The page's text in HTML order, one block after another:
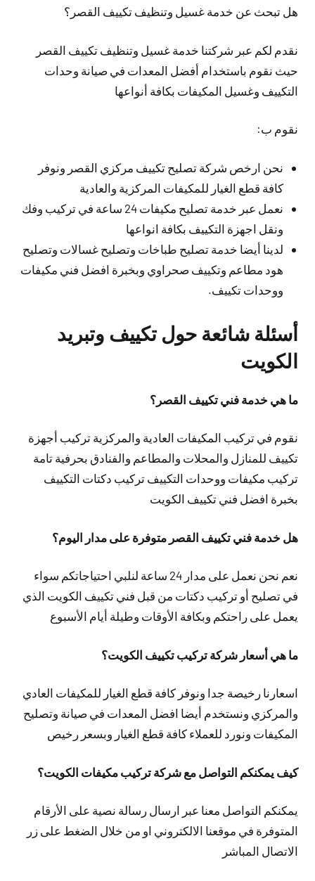
هل تبحث عن خدمة غسيل وتنظيف تكييف القصر؟
نقدم لكم عبر شركتنا خدمة غسيل وتنظيف تكييف القصر
حيث نقوم باستخدام أفضل المعدات في صيانة وحدات
التكييف وغسيل المكيفات بكافة أنواعها
نقوم ب:
نحن ارخص شركة تصليح تكييف مركزي القصر ونوفر
كافة قطع الغيار للمكيفات المركزية والعادية
نعمل عبر خدمة تصليح مكيفات 24 ساعة في تركيب وفك
ونقل اجهزة التكييف بكافة انواعها
لدينا أيضا خدمة تصليح طباخات وتصليح غسالات وتصليح
هود مطاعم وتكييف صحراوي وبخبرة افضل فني مكيفات
ووحدات تكييف.
أسئلة شائعة حول تكييف وتبريد
الكويت
ما هي خدمة فني تكييف القصر؟
نقوم في تركيب المكيفات العادية والمركزية تركيب أجهزة
تكييف للمنازل والمحلات والمطاعم والفنادق بحرفية تامة
تركيب مكيفات ووحدات التكييف تركيب دكتات التكييف
بخبرة افضل فني تكييف الكويت
هل خدمة فني تكييف القصر متوفرة على مدار اليوم؟
نعم نحن نعمل على مدار 24 ساعة لنلبي احتياجاتكم سواء
في تصليح أو تركيب دكتات من قبل فني تكييف الكويت الذي
يعمل على راحتكم وبكافة الأوقات وطيلة أيام الأسبوع
ما هي أسعار شركة تركيب تكييف الكويت؟
اسعارنا رخيصة جدا ونوفر كافة قطع الغيار للمكيفات العادي
والمركزي ونستخدم أيضا افضل المعدات في صيانة وتصليح
المكيفات ونورد للعملاء كافة قطع الغيار وبسعر رخيص
كيف يمكنكم التواصل مع شركة تركيب مكيفات الكويت؟
يمكنكم التواصل معنا عبر ارسال رسالة نصية على الأرقام
المتوفرة في موقعنا الالكتروني او من خلال الضغط على زر
الاتصال المباشر